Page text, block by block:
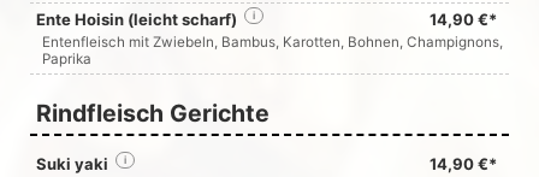
Ente Hoisin (leicht scharf) 14,90 €*
i
Entenfleisch mit Zwiebeln, Bambus, Karotten, Bohnen, Champignons,
Paprika
Rindfleisch Gerichte
Suki yaki 14,90 €*
i